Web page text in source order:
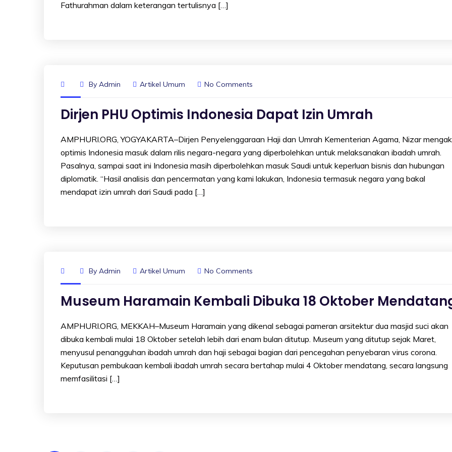
Fathurahman dalam keterangan tertulisnya […]
By Admin Artikel Umum No Comments
Dirjen PHU Optimis Indonesia Dapat Izin Umrah
AMPHURI.ORG, YOGYAKARTA–Dirjen Penyelenggaraan Haji dan Umrah Kementerian Agama, Nizar
optimis Indonesia masuk dalam rilis negara-negara yang diperbolehkan untuk melaksanakan ibadah umrah.
Pasalnya, sampai saat ini Indonesia masih diperbolehkan masuk Saudi untuk keperluan bisnis dan hubungan
diplomatik. “Hasil analisis dan pencermatan yang kami lakukan, Indonesia termasuk negara yang bakal
mendapat izin umrah dari Saudi pada […]
By Admin Artikel Umum No Comments
Museum Haramain Kembali Dibuka 18 Oktober
AMPHURI.ORG, MEKKAH–Museum Haramain yang dikenal sebagai pameran arsitektur dua masjid suci akan
dibuka kembali mulai 18 Oktober setelah lebih dari enam bulan ditutup. Museum yang ditutup sejak Maret,
menyusul penangguhan ibadah umrah dan haji sebagai bagian dari pencegahan penyebaran virus corona.
Keputusan pembukaan kembali ibadah umrah secara bertahap mulai 4 Oktober mendatang, secara langsung
memfasilitasi […]